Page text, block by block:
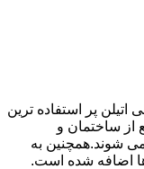
پر استفاده ترین
از ساختمان و
شوند.همچنین به
اضافه شده است.